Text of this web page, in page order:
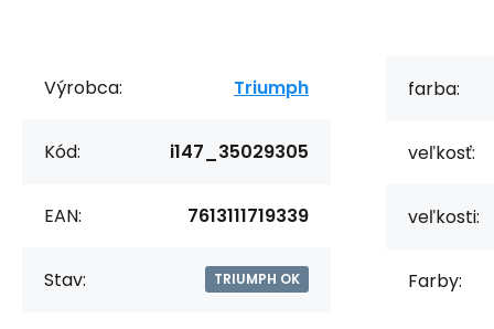
Výrobca: Triumph
Kód: i147_35029305
EAN: 7613111719339
Stav: TRIUMPH OK
farba:
veľkosť:
veľkosti:
Farby: